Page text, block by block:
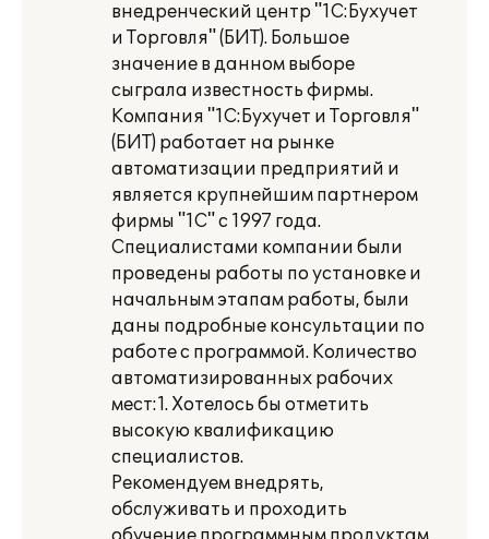
внедренческий центр "1С:Бухучет
и Торговля" (БИТ). Большое
значение в данном выборе
сыграла известность фирмы.
Компания "1С:Бухучет и Торговля"
(БИТ) работает на рынке
автоматизации предприятий и
является крупнейшим партнером
фирмы "1С" с 1997 года.
Специалистами компании были
проведены работы по установке и
начальным этапам работы, были
даны подробные консультации по
работе с программой. Количество
автоматизированных рабочих
мест:1. Хотелось бы отметить
высокую квалификацию
специалистов.
Рекомендуем внедрять,
обслуживать и проходить